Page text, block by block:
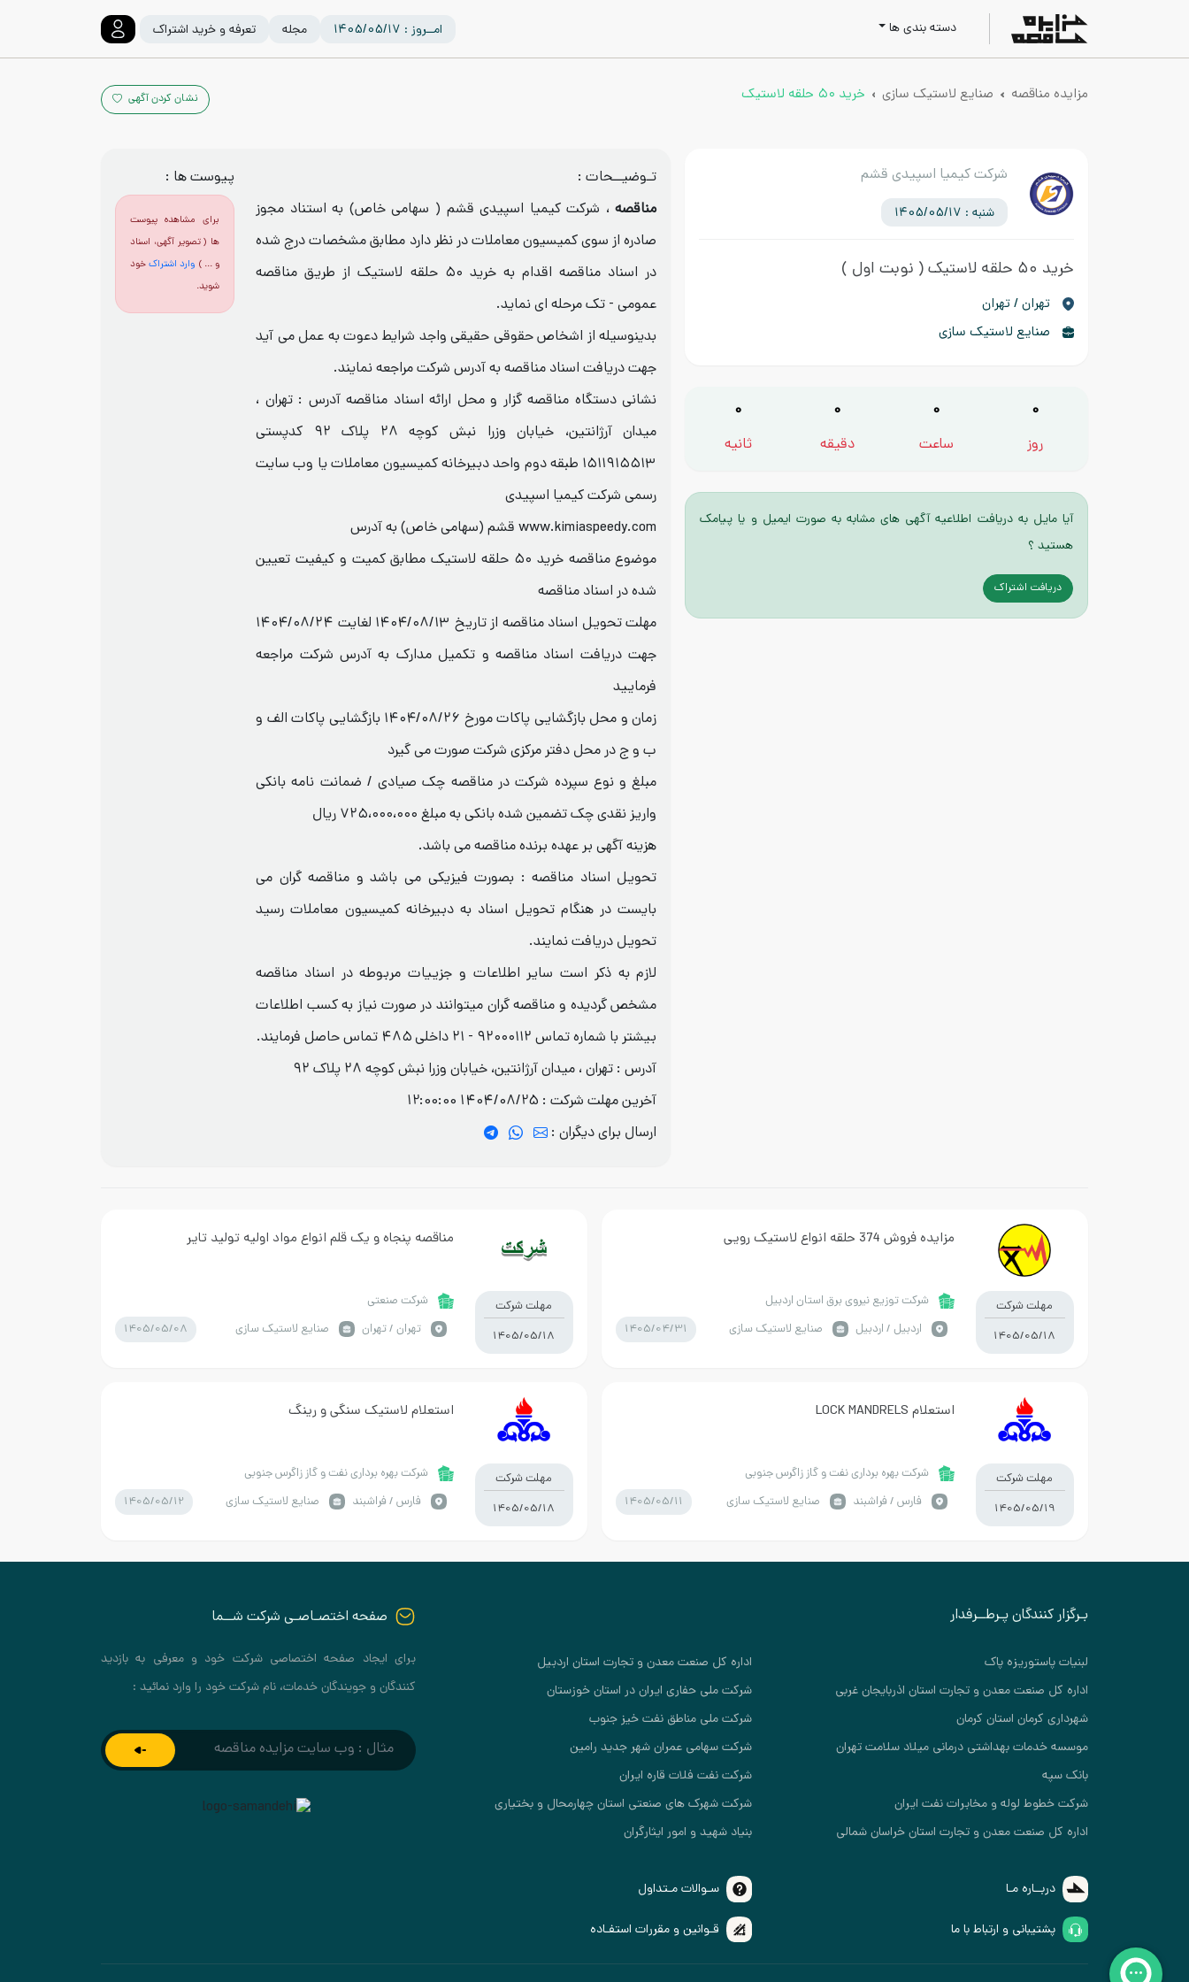
دسته بندی ها امــروز : 1405/05/17 مجله تعرفه و خرید اشتراک
مزایده مناقصه صنایع لاستیک سازی خرید ۵۰ حلقه لاستیک نشان کردن آگهی
شرکت کیمیا اسپیدی قشم
شنبه : 1405/05/17
خرید ۵۰ حلقه لاستیک ( نوبت اول )
تهران / تهران
صنایع لاستیک سازی
0
روز
0
ساعت
0
دقیقه
0
ثانیه
آیا مایل به دریافت اطلاعیه آگهی های مشابه به صورت ایمیل و یا پیامک
هستید ؟
دریافت اشتراک
تـوضیــحات :
مناقصه، شرکت کیمیا اسپیدی قشم ( سهامی خاص) به استناد مجوز
صادره از سوی کمیسیون معاملات در نظر دارد مطابق مشخصات درج شده
در اسناد مناقصه اقدام به خرید ۵۰ حلقه لاستیک از طریق مناقصه
عمومی - تک مرحله ای نماید.
بدینوسیله از اشخاص حقوقی حقیقی واجد شرایط دعوت به عمل می آید
جهت دریافت اسناد مناقصه به آدرس شرکت مراجعه نمایند.
نشانی دستگاه مناقصه گزار و محل ارائه اسناد مناقصه آدرس : تهران ،
میدان آرژانتین، خیابان وزرا نبش کوچه ۲۸ پلاک ۹۲ کدپستی
۱۵۱۱۹۱۵۵۱۳ طبقه دوم واحد دبیرخانه کمیسیون معاملات یا وب سایت
رسمی شرکت کیمیا اسپیدی
www.kimiaspeedy.com قشم (سهامی خاص) به آدرس
موضوع مناقصه خرید ۵۰ حلقه لاستیک مطابق کمیت و کیفیت تعیین
شده در اسناد مناقصه
مهلت تحویل اسناد مناقصه از تاریخ ۱۴۰۴/۰۸/۱۳ لغایت ۱۴۰۴/۰۸/۲۴
جهت دریافت اسناد مناقصه و تکمیل مدارک به آدرس شرکت مراجعه
فرمایید
زمان و محل بازگشایی پاکات مورخ ۱۴۰۴/۰۸/۲۶ بازگشایی پاکات الف و
ب و ج در محل دفتر مرکزی شرکت صورت می گیرد
مبلغ و نوع سپرده شرکت در مناقصه چک صیادی / ضمانت نامه بانکی
واریز نقدی چک تضمین شده بانکی به مبلغ ۷۲۵،۰۰۰،۰۰۰ ریال
هزینه آگهی بر عهده برنده مناقصه می باشد.
تحویل اسناد مناقصه : بصورت فیزیکی می باشد و مناقصه گران می
بایست در هنگام تحویل اسناد به دبیرخانه کمیسیون معاملات رسید
تحویل دریافت نمایند.
لازم به ذکر است سایر اطلاعات و جزییات مربوطه در اسناد مناقصه
مشخص گردیده و مناقصه گران میتوانند در صورت نیاز به کسب اطلاعات
بیشتر با شماره تماس ۹۲۰۰۰۱۱۲ - ۲۱ داخلی ۴۸۵ تماس حاصل فرمایند.
آدرس : تهران ، میدان آرژانتین، خیابان وزرا نبش کوچه ۲۸ پلاک ۹۲
آخرین مهلت شرکت : 1404/08/25 12:00:00
ارسال برای دیگران :
پیوست ها :
برای مشاهده پیوست
ها ( تصویر آگهی، اسناد
و ... ) وارد اشتراکخود
شوید.
مهلت شرکت
1405/05/18
مزایده فروش 374 حلقه انواع لاستیک رویی
شرکت توزیع نیروی برق استان اردبیل
اردبيل / اردبیل
صنایع لاستیک سازی 1405/04/31
مهلت شرکت
1405/05/18
مناقصه پنجاه و یک قلم انواع مواد اولیه تولید تایر
شرکت صنعتی
تهران / تهران
صنایع لاستیک سازی 1405/05/08
مهلت شرکت
1405/05/19
استعلام LOCK MANDRELS
شرکت بهره برداری نفت و گاز زاگرس جنوبی
فارس / فراشبند
صنایع لاستیک سازی 1405/05/11
مهلت شرکت
1405/05/18
استعلام لاستیک سنگی و رینگ
شرکت بهره برداری نفت و گاز زاگرس جنوبی
فارس / فراشبند
صنایع لاستیک سازی 1405/05/12
بـرگزار کنندگان پـرطــرفدار
لبنیات پاستوریزه پاک
اداره کل صنعت معدن و تجارت استان اردبیل
اداره کل صنعت معدن و تجارت استان اذربایجان غربی
شرکت ملی حفاری ایران در استان خوزستان
شهرداری کرمان استان کرمان
شرکت ملی مناطق نفت خیز جنوب
موسسه خدمات بهداشتی درمانی میلاد سلامت تهران
شرکت سهامی عمران شهر جدید رامین
بانک سپه
شرکت نفت فلات قاره ایران
شرکت خطوط لوله و مخابرات نفت ایران
شرکت شهرک های صنعتی استان چهارمحال و بختیاری
اداره کل صنعت معدن و تجارت استان خراسان شمالی
بنیاد شهید و امور ایثارگران
دربــاره مـا سـوالات مـتداول
پشتیبانی و ارتباط با ما قـوانین و مقررات استفـاده
صفحه اختصـاصـی شرکت شــما
برای ایجاد صفحه اختصاصی شرکت خود و معرفی به بازدید
کنندگان و جویندگان خدمات، نام شرکت خود را وارد نمائید :